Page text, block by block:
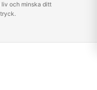
och minska ditt